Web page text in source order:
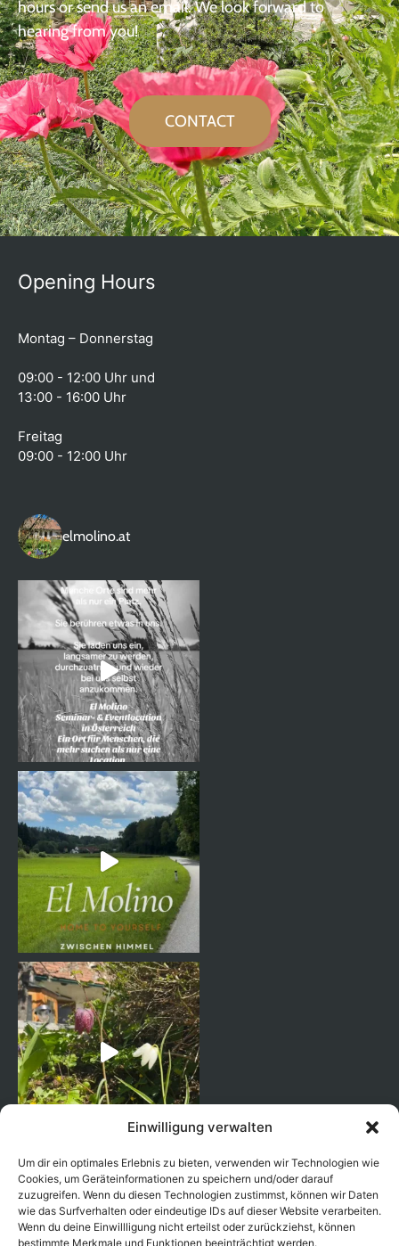
Einwilligung verwalten
Um dir ein optimales Erlebnis zu bieten, verwenden wir Technologien wie
Cookies, um Geräteinformationen zu speichern und/oder darauf
zuzugreifen. Wenn du diesen Technologien zustimmst, können wir Daten
wie das Surfverhalten oder eindeutige IDs auf dieser Website verarbeiten.
Wenn du deine Einwillligung nicht erteilst oder zurückziehst, können
bestimmte Merkmale und Funktionen beeinträchtigt werden.
hours or send us an email. We look forward to
hearing from you!
CONTACT
Opening Hours
Montag – Donnerstag
09:00 - 12:00 Uhr und
13:00 - 16:00 Uhr
Freitag
09:00 - 12:00 Uhr
elmolino.at